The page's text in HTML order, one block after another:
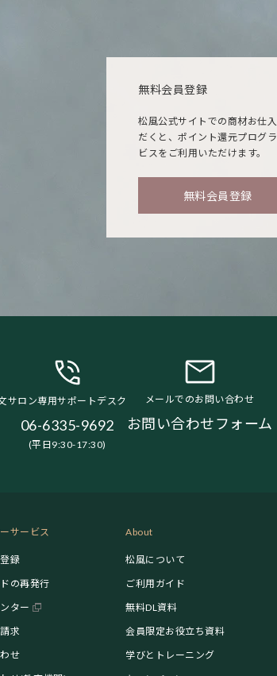
無料会員登録
松風公式サイトでの商材お仕
だくと、ポイント還元プログ
ビスをご利用いただけます。
無料会員登録
サロン専用サポートデスク
06-6335-9692
(平日9:30-17:30)
メールでのお問い合わせ
お問い合わせフォーム
サービス
録
の再発行
ター
求
せ
About
松風について
ご利用ガイド
無料DL資料
会員限定お役立ち資料
学びとトレーニング